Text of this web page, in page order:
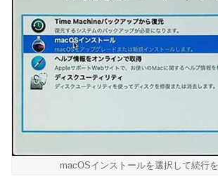
macOSインストールを選択して続行